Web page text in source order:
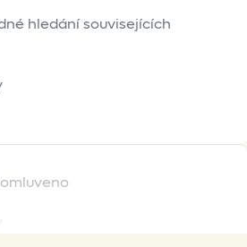
hledání souvisejících